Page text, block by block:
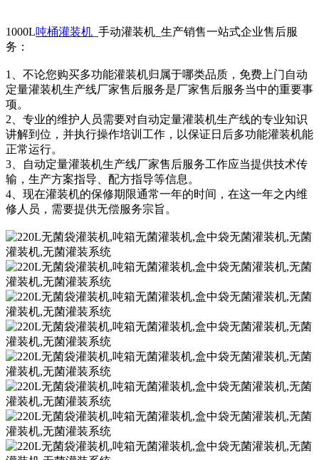
1000L吨桶灌装机 _手动灌装机_生产销售一站式企业售后服
务：
1、不论您购买多功能灌装机归属于哪类品质，免费上门自动
定量灌装机生产线厂家售后服务是厂家售后服务当中的重要事
项。
2、专业的维护人员需要对自动定量灌装机生产线的专业知识
讲解到位，并执行操作培训工作，以保证日后多功能灌装机能
正常运行。
3、自动定量灌装机生产线厂家售后服务工作应当提供技术传
输，生产方案指导、配方指导等信息。
4、现在灌装机的保修期限通常一年的时间，在这一年之内维
修人员，需要提供无偿服务宗旨。